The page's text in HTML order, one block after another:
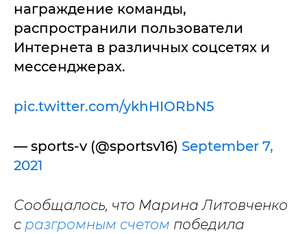
награждение команды,
распространили пользователи
Интернета в различных соцсетях и
мессенджерах.
pic.twitter.com/ykhHIORbN5
— sports-v (@sportsv16) September 7,
2021
Сообщалось, что Марина Литовченко
с разгромным счетом победила